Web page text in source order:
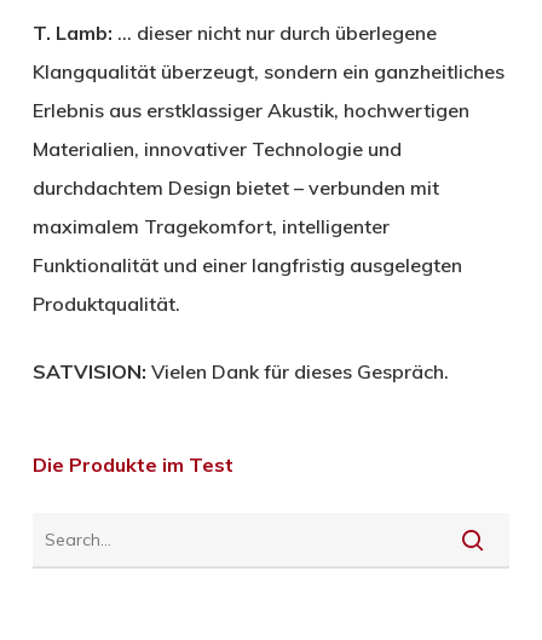
T. Lamb: … dieser nicht nur durch überlegene
Klangqualität überzeugt, sondern ein ganzheitliches
Erlebnis aus erstklassiger Akustik, hochwertigen
Materialien, innovativer Technologie und
durchdachtem Design bietet – verbunden mit
maximalem Tragekomfort, intelligenter
Funktionalität und einer langfristig ausgelegten
Produktqualität.
SATVISION: Vielen Dank für dieses Gespräch.
Die Produkte im Test